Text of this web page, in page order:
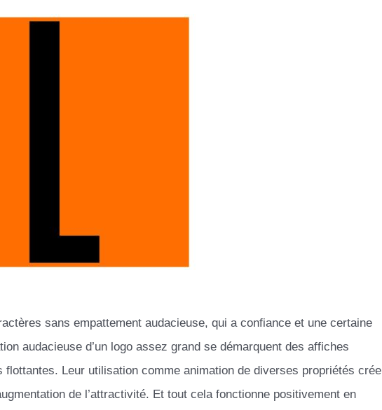
sans empattement audacieuse, qui a confiance et une certaine
audacieuse d’un logo assez grand se démarquent des affiches
Leur utilisation comme animation de diverses propriétés crée
de l’attractivité. Et tout cela fonctionne positivement en